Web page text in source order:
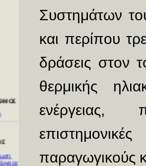
Συστημάτων
και περίπου
δράσεις στον
θερμικής
ενέργειας,
παραγωγικούς